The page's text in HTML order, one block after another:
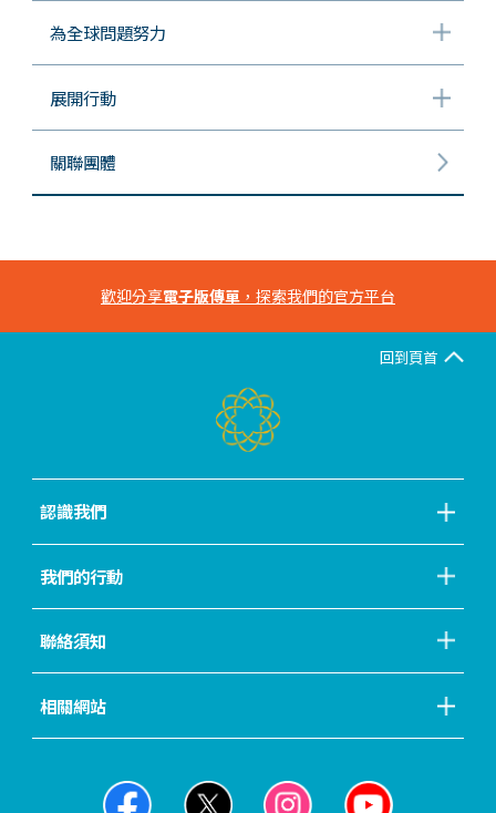
為全球問題努力
展開行動
關聯團體
歡迎分享電子版傳單 ，探索我們的官方平台
回到頁首
認識我們
我們的行動
聯絡須知
相關網站